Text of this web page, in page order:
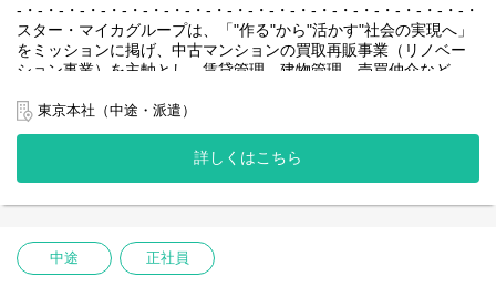
【勤務地】
首都圏での採用を予定しております。
初任地は下記本社、支店いずれかの配属となります。
・横浜支店：神奈川県横浜市神奈川区金港町6-3 横浜金港町ビル
7F
※総合職での採用となるため、将来的には全国転勤の可能性もご
【社風／環境】
個人戦のイメージが強い不動産業界において、私たちはチームと
して、組織として成長していくことを大切にしています。新卒で
・施工協力会社との現場調査、見積書精査、工程管理
・物件販売資料の作成、不動産仲介会社への販促活動
・販売物件の契約、引渡し業務 など
＜POINT＞
◆顧客への営業活動は、販売依頼先の不動産仲介会社が行いま
す。
◆歩合、ノルマはありません。※部署目標及び個人目標はござい
ます。
【勤務地】
-・-・-・-・-・-・-・-・-・-・-・-・-・-・-・-・-・-・-・-・-・-・-
スター・マイカグループは、「"作る"から"活かす"社会の実現へ」
をミッションに掲げ、中古マンションの買取再販事業（リノベー
ション事業）を主軸とし、賃貸管理、建物管理、売買仲介など、
私たちの最大の強みは、堅実かつ効率的に収益を生み出す独自の
ビジネスモデルです。
賃貸中のマンションを一室単位で仕入れ、入居者様が退去後にリ
ノベーションして再販する、「家賃収入×売却益」の二軸による収
中古マンション保有戸数は国内1位を誇り、創業以来一度も赤字な
として確固たる地位を築いています。
-・-・-・-・-・-・-・-・-・-・-・-・-・-・-・-・-・-・-・-・-・-・-
東京本社（中途・派遣）
詳しくはこちら
中途 正社員